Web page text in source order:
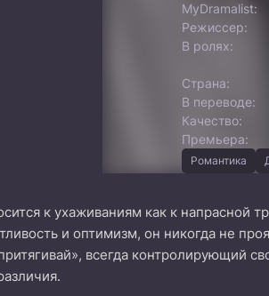
MyDramalist:
Режиссер:
В ролях:
Страна:
В переводе:
Качество:
Премьера:
Романтика
к ухаживаниям как к напрасной
и оптимизм, он никогда не
всегда контролирующий